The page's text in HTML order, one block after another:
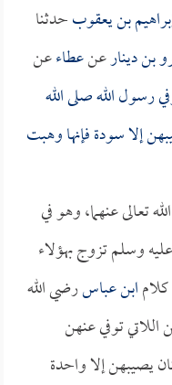
بن يعقوبحدثنا
بن دينارعنعطاءعن
رسول الله صلى الله
إلاسودةفإنها وهبت
تعالى عنهما، وهو في
وسلم تزوج بهؤلاء
ابن عباسرضي الله
توفي عنهن
يصيبهن إلا واحدة